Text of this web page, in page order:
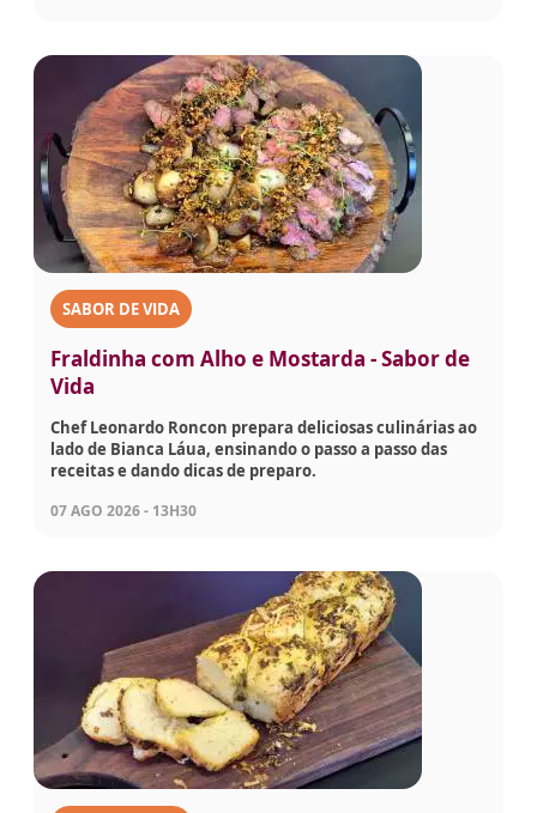
SABOR DE VIDA
Fraldinha com Alho e Mostarda - Sabor de
Vida
Chef Leonardo Roncon prepara deliciosas culinárias ao
lado de Bianca Láua, ensinando o passo a passo das
receitas e dando dicas de preparo.
07 AGO 2026 - 13H30